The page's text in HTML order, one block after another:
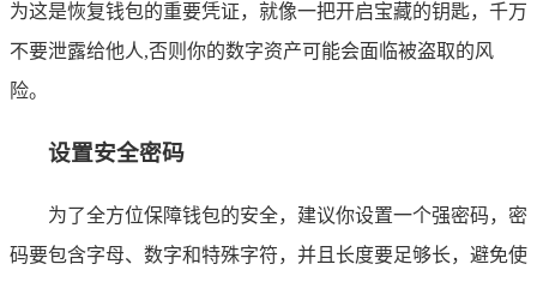
为这是恢复钱包的重要凭证，就像一把开启宝藏的钥匙，千万
不要泄露给他人,否则你的数字资产可能会面临被盗取的风
险。
设置安全密码
为了全方位保障钱包的安全，建议你设置一个强密码，密
码要包含字母、数字和特殊字符，并且长度要足够长，避免使